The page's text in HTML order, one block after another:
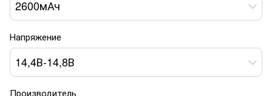
2600мАч
Напряжение
14,4В-14,8В
Производитель